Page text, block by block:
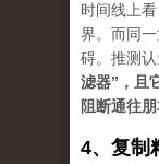
时间线上
界。而同
碍。推测认
滤器”，且
阻断通往朋
4、复制